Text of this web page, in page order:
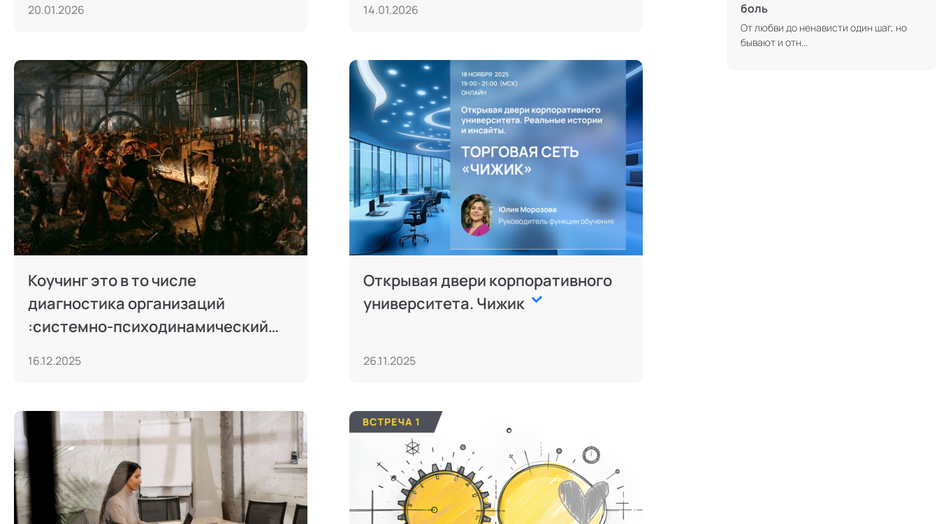
Современный гипноз
Современный этикет
боль
От любви до ненависти один шаг, но
бывают и отн...
20.01.2026 14.01.2026
Коучинг это в то числе
диагностика организаций
:системно-психодинамический
16.12.2025
Открывая двери корпоративного
университета. Чижик
26.11.2025